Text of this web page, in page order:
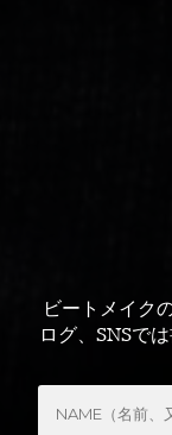
ビートメイク
ログ、SNSで